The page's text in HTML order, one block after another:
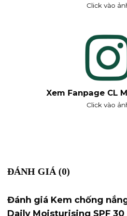
Click vào
Xem Fanpage CL
Click vào
ĐÁNH GIÁ (0)
Đánh giá Kem chống
Daily Moisturising SPF 30